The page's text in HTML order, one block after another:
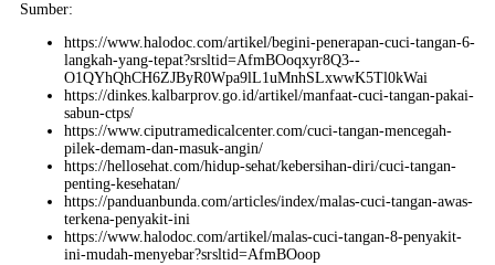
Sumber:
https://www.halodoc.com/artikel/begini-penerapan-cuci-tangan-6-
langkah-yang-tepat?srsltid=AfmBOoqxyr8Q3--
O1QYhQhCH6ZJByR0Wpa9lL1uMnhSLxwwK5Tl0kWai
https://dinkes.kalbarprov.go.id/artikel/manfaat-cuci-tangan-pakai-
sabun-ctps/
https://www.ciputramedicalcenter.com/cuci-tangan-mencegah-
pilek-demam-dan-masuk-angin/
https://hellosehat.com/hidup-sehat/kebersihan-diri/cuci-tangan-
penting-kesehatan/
https://panduanbunda.com/articles/index/malas-cuci-tangan-awas-
terkena-penyakit-ini
https://www.halodoc.com/artikel/malas-cuci-tangan-8-penyakit-
ini-mudah-menyebar?srsltid=AfmBOoop